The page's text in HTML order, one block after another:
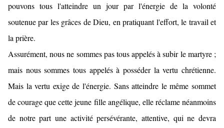
pouvons tous l'atteindre un jour par l'énergie de la volonté
soutenue par les grâces de Dieu, en pratiquant l'effort, le travail et
la prière.
Assurément, nous ne sommes pas tous appelés à subir le martyre ;
mais nous sommes tous appelés à posséder la vertu chrétienne.
Mais la vertu exige de l'énergie. Sans atteindre le même sommet
de courage que cette jeune fille angélique, elle réclame néanmoins
de notre part une activité persévérante, attentive, qui ne devra